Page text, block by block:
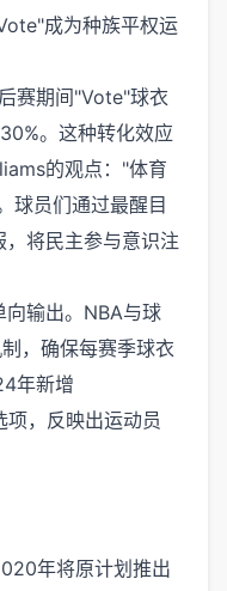
成为种族平权运
赛期间"Vote"球衣
。这种转化效应
的观点："体育
球员们通过最醒目
将民主参与意识注
输出。NBA与球
，确保每赛季球衣
年新增
，反映出运动员
年将原计划推出